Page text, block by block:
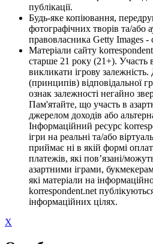
публікації.
Будь-яке копіювання,
фотографічних творів та/або
правовласника Getty Images -
Матеріали сайту
старше 21 року (21+). Участь
викликати ігрову
(принципів) відповідальної
ознак залежності негайно
Пам'ятайте, що участь в
джерелом доходів або
Інформаційний ресурс
ігри на реальні та/або
приймає ні в якій формі
платежів, які пов’язані/
азартними іграми,
які матеріали на
korrespondent.net
інформаційних цілях.
X